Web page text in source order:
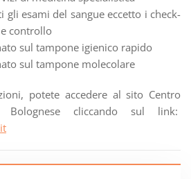
gli esami del sangue eccetto i check-
controllo
sul tampone igienico rapido
sul tampone molecolare
potete accedere al sito Centro
Bolognese cliccando sul link: